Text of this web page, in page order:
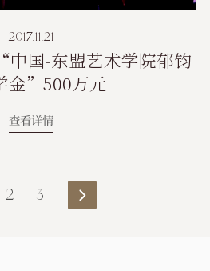
2017.11.21
国-东盟艺术学院郁钧
金”500万元
查看详情
2 3